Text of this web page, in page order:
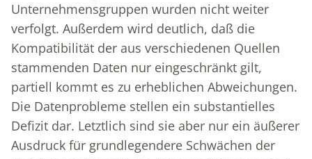
Unternehmensgruppen wurden nicht weiter
verfolgt. Außerdem wird deutlich, daß die
Kompatibilität der aus verschiedenen Quellen
stammenden Daten nur eingeschränkt gilt,
partiell kommt es zu erheblichen Abweichungen.
Die Datenprobleme stellen ein substantielles
Defizit dar. Letztlich sind sie aber nur ein äußerer
Ausdruck für grundlegendere Schwächen der